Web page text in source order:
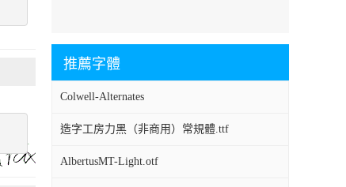
推薦字體
Colwell-Alternates
造字工房力黑（非商用）常規體.ttf
AlbertusMT-Light.otf